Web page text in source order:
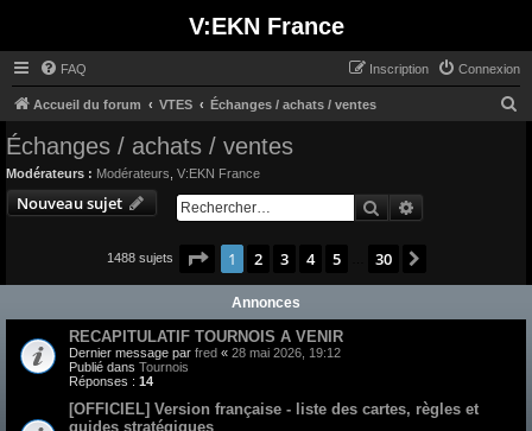
V:EKN France
FAQ Connexion
Inscription
Accueil du forum VTES Échanges / achats / ventes
Échanges / achats / ventes
Modérateurs : Modérateurs V:EKN France
Nouveau sujet Rechercher
1488 sujets Page 1sur30
1 2 3 4 5 30
Annonces
RECAPITULATIF TOURNOIS A VENIR
Dernier message par fred « 28 mai 2026, 19:12
Publié dans Tournois
Réponses : 14
[OFFICIEL] Version française - liste des cartes, règles et
guides stratégiques